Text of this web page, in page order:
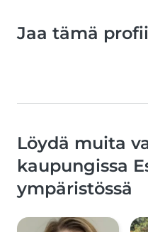
Jaa tämä
Löydä muita
kaupungissa
ympäristössä